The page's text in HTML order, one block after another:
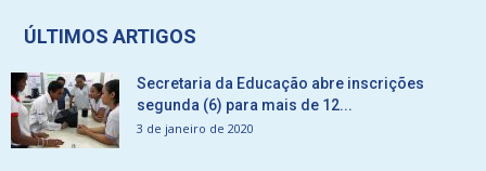
ÚLTIMOS ARTIGOS
Secretaria da Educação abre inscrições
segunda (6) para mais de 12...
3 de janeiro de 2020